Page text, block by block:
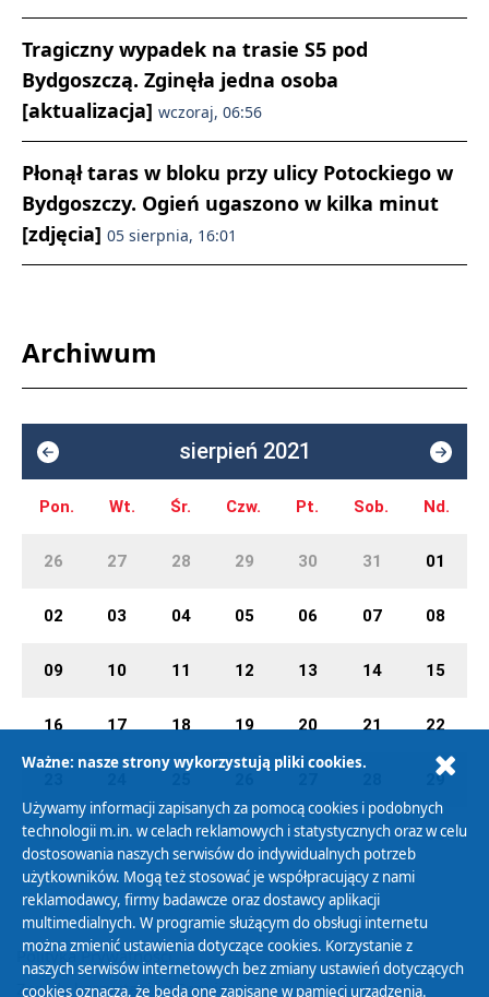
Tragiczny wypadek na trasie S5 pod
Bydgoszczą. Zginęła jedna osoba
[aktualizacja] wczoraj, 06:56
Płonął taras w bloku przy ulicy Potockiego w
Bydgoszczy. Ogień ugaszono w kilka minut
[zdjęcia] 05 sierpnia, 16:01
Archiwum
sierpień 2021
Pon. Wt. Śr. Czw. Pt. Sob. Nd.
26 27 28 29 30 31 01
02 03 04 05 06 07 08
09 10 11 12 13 14 15
16 17 18 19 20 21 22
29
30 31 01 02 03 04 05
Polityka Prywatności
Zasady korzystania z Serwisu
Ważne: nasze strony wykorzystują pliki cookies.
Używamy informacji zapisanych za pomocą cookies i podobnych
technologii m.in. w celach reklamowych i statystycznych oraz w celu
dostosowania naszych serwisów do indywidualnych potrzeb
użytkowników. Mogą też stosować je współpracujący z nami
reklamodawcy, firmy badawcze oraz dostawcy aplikacji
multimedialnych. W programie służącym do obsługi internetu
można zmienić ustawienia dotyczące cookies. Korzystanie z
naszych serwisów internetowych bez zmiany ustawień dotyczących
cookies oznacza, że będą one zapisane w pamięci urządzenia.